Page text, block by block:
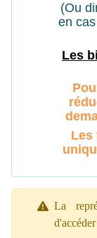
(Ou
en
Les
Les
La